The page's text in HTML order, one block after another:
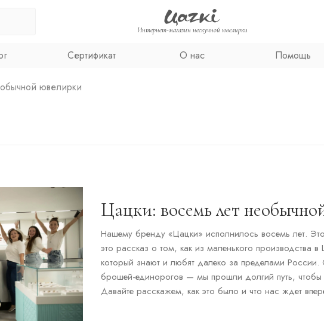
Интернет-магазин нескучной ювелирки
Сертификат О нас Помощь
ювелирки
Цацки: восемь лет
Нашему бренду «Цацки» исполнилось восемь лет.
это рассказ о том, как из маленького производства
который знают и любят далеко за пределами России.
брошей-единорогов — мы прошли долгий путь, чтобы
Давайте расскажем, как это было и что нас ждет